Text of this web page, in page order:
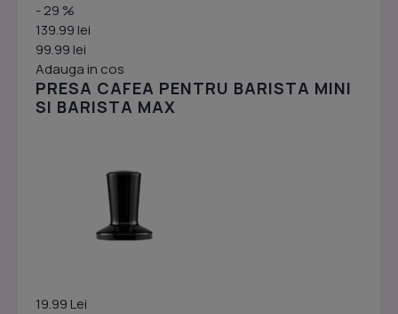
- 29 %
139.99 lei
99.99 lei
Adauga in cos
PRESA CAFEA PENTRU BARISTA MINI
SI BARISTA MAX
19.99 Lei